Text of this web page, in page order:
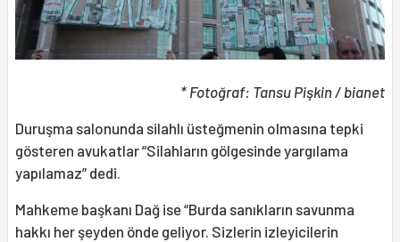
* Fotoğraf: Tansu Pişkin / bianet
Duruşma salonunda silahlı üsteğmenin olmasına tepki
gösteren avukatlar “Silahların gölgesinde yargılama
yapılamaz” dedi.
Mahkeme başkanı Dağ ise “Burda sanıkların savunma
hakkı her şeyden önde geliyor. Sizlerin izleyicilerin